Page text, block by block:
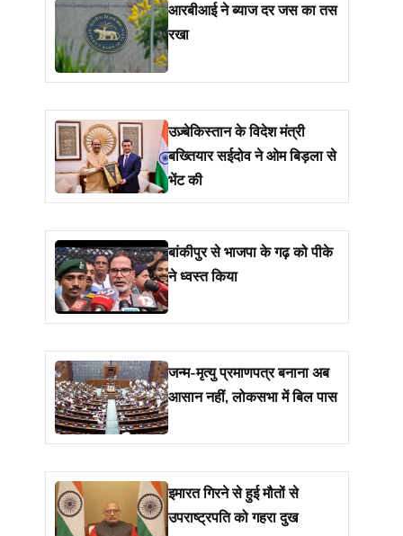
आरबीआई ने ब्याज दर जस का तस
रखा
उज़्बेकिस्तान के विदेश मंत्री
बख्तियार सईदोव ने ओम बिड़ला से
भेंट की
बांकीपुर से भाजपा के गढ़ को पीके
ने ध्वस्त किया
जन्म-मृत्यु प्रमाणपत्र बनाना अब
आसान नहीं, लोकसभा में बिल पास
इमारत गिरने से हुई मौतों से
उपराष्ट्रपति को गहरा दुख